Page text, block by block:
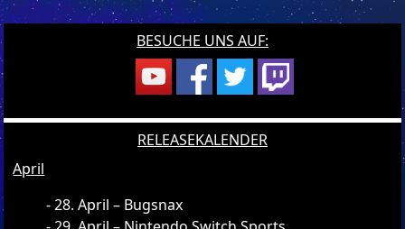
BESUCHE UNS AUF:
RELEASEKALENDER
April
28. April – Bugsnax